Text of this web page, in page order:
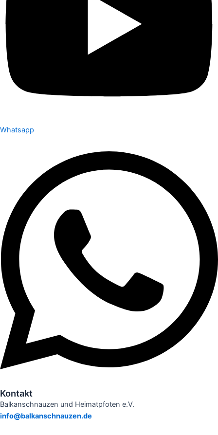
Whatsapp
Kontakt
Balkanschnauzen und Heimatpfoten e.V.
info@balkanschnauzen.de